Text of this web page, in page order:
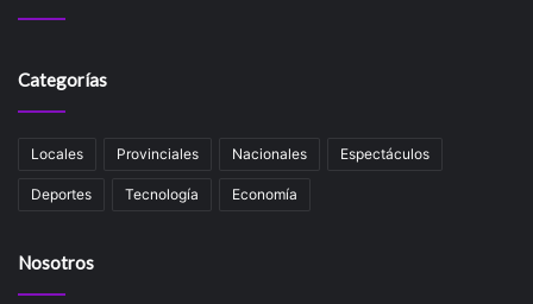
Categorías
Locales Provinciales Nacionales Espectáculos
Deportes Tecnología Economía
Nosotros